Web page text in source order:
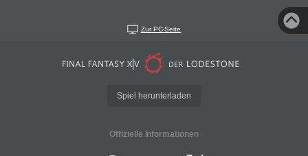
Zur PC-Seite
Spiel herunterladen
Offizielle Informationen